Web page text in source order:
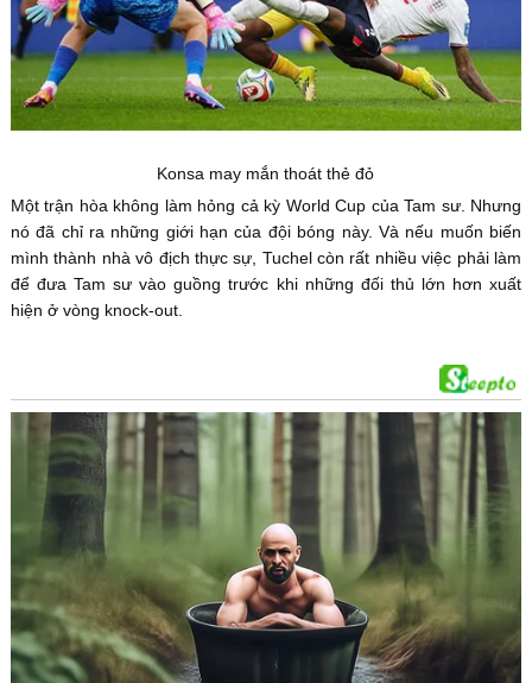
Konsa may mắn thoát thẻ đỏ
Một trận hòa không làm hỏng cả kỳ World Cup của Tam sư. Nhưng
nó đã chỉ ra những giới hạn của đội bóng này. Và nếu muốn biến
mình thành nhà vô địch thực sự, Tuchel còn rất nhiều việc phải làm
để đưa Tam sư vào guồng trước khi những đối thủ lớn hơn xuất
hiện ở vòng knock-out.